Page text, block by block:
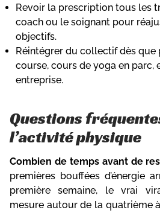
Revoir la prescription tous les
coach ou le soignant pour
objectifs.
Réintégrer du collectif dès que
course, cours de yoga en parc,
entreprise.
Questions
l’activité physique
Combien de temps avant de
premières bouffées d’énergie
première semaine, le vrai
mesure autour de la quatrième